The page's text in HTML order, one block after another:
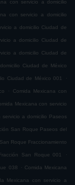
con servicio a domicilio
con servicio a domicilio
a domicilio Ciudad de
a domicilio Ciudad de
a domicilio Ciudad de
Ciudad de México
Ciudad de México 001 .
. Comida Mexicana con
Mexicana con servicio
servicio a domicilio Paseos
San Roque Paseos del
Roque Fraccionamiento
San Roque 001 .
038 . Comida Mexicana
Mexicana con servicio a